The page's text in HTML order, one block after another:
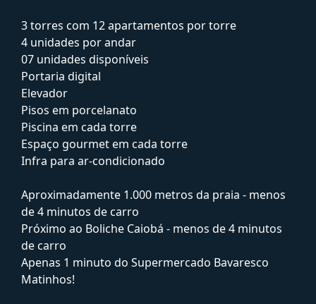
3 torres com 12 apartamentos por torre
4 unidades por andar
07 unidades disponíveis
Portaria digital
Elevador
Pisos em porcelanato
Piscina em cada torre
Espaço gourmet em cada torre
Infra para ar-condicionado
Aproximadamente 1.000 metros da praia - menos
de 4 minutos de carro
Próximo ao Boliche Caiobá - menos de 4 minutos
de carro
Apenas 1 minuto do Supermercado Bavaresco
Matinhos!